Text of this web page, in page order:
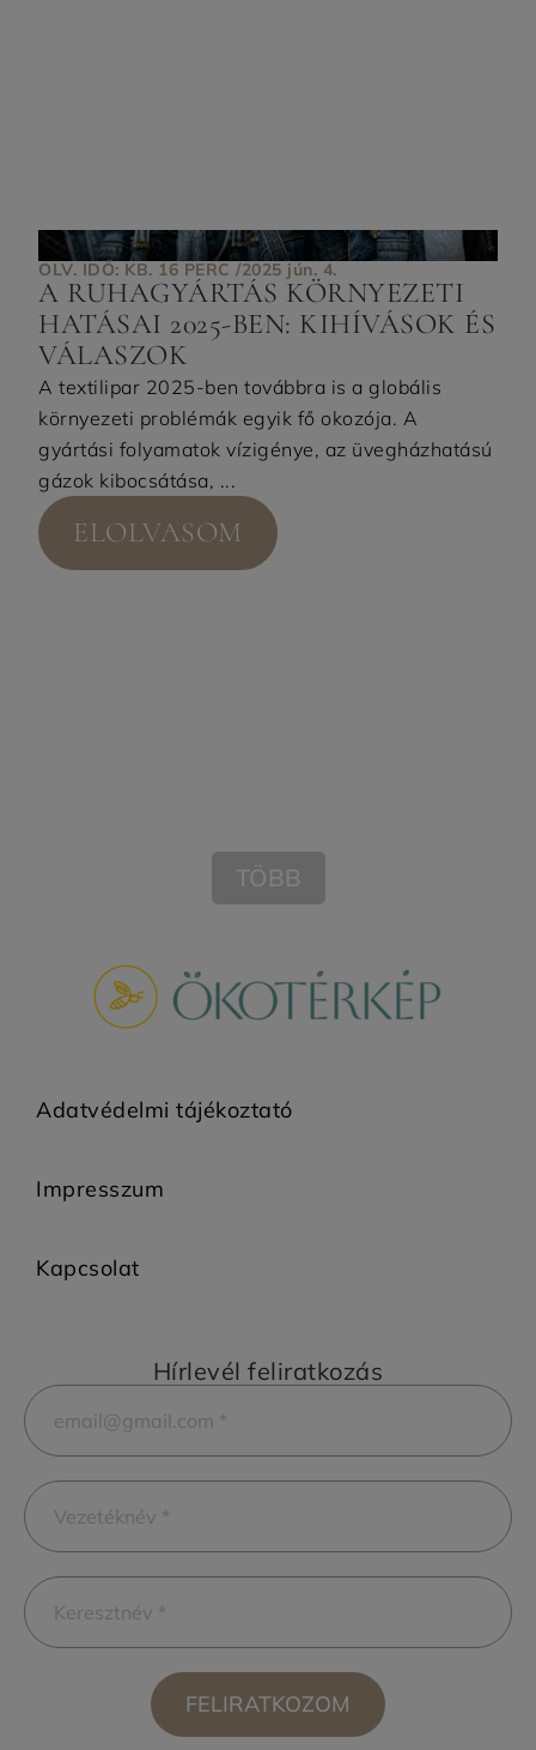
OLV. IDŐ: KB. 16 PERC /2025 jún. 4.
A RUHAGYÁRTÁS KÖRNYEZETI
HATÁSAI 2025-BEN: KIHÍVÁSOK ÉS
VÁLASZOK
A textilipar 2025-ben továbbra is a globális
környezeti problémák egyik fő okozója. A
gyártási folyamatok vízigénye, az üvegházhatású
gázok kibocsátása, ...
ELOLVASOM
TÖBB
Adatvédelmi tájékoztató
Impresszum
Kapcsolat
Hírlevél feliratkozás
FELIRATKOZOM